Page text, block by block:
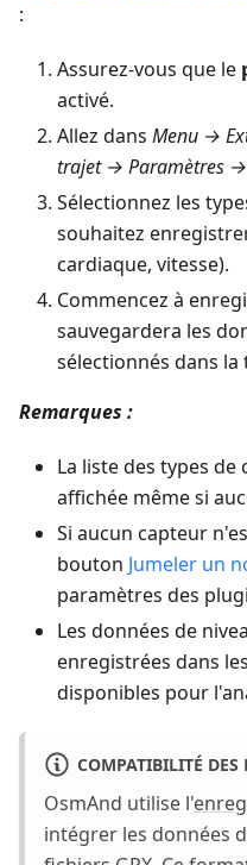
:
Assurez-vous que le
activé.
Allez dans Menu →
trajet → Paramètres →
Sélectionnez les
souhaitez
cardiaque, vitesse).
Commencez à
sauvegardera les
sélectionnés dans la
Remarques :
La liste des types
affichée même si
Si aucun capteur
bouton Jumeler un
paramètres des
Les données de
enregistrées dans
disponibles pour
COMPATIBILITÉ DES
OsmAnd utilise l'
intégrer les données